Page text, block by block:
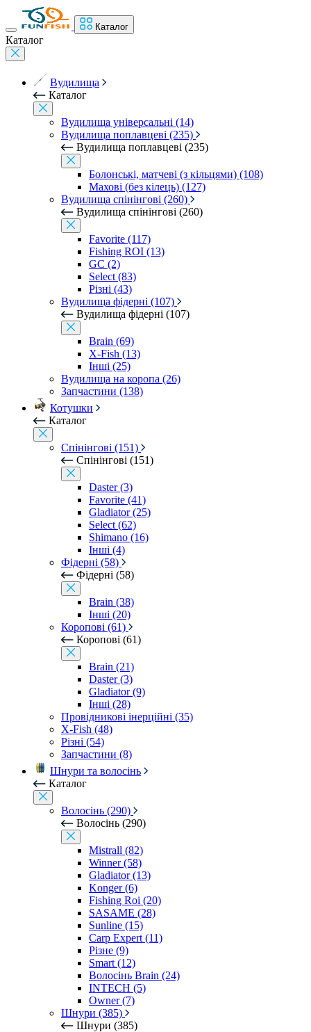
Каталог
Каталог
Вудилища
Каталог
Вудилища універсальні (14)
Вудилища поплавцеві (235)
Вудилища поплавцеві (235)
Болонські, матчеві (з кільцями) (108)
Махові (без кілець) (127)
Вудилища спінінгові (260)
Вудилища спінінгові (260)
Favorite (117)
Fishing ROI (13)
GC (2)
Select (83)
Різні (43)
Вудилища фідерні (107)
Вудилища фідерні (107)
Brain (69)
X-Fish (13)
Інші (25)
Вудилища на коропа (26)
Запчастини (138)
Котушки
Каталог
Спінінгові (151)
Спінінгові (151)
Daster (3)
Favorite (41)
Gladiator (25)
Select (62)
Shimano (16)
Інші (4)
Фідерні (58)
Фідерні (58)
Brain (38)
Інші (20)
Коропові (61)
Коропові (61)
Brain (21)
Daster (3)
Gladiator (9)
Інші (28)
Провідникові інерційні (35)
X-Fish (48)
Різні (54)
Запчастини (8)
Шнури та волосінь
Каталог
Волосінь (290)
Волосінь (290)
Mistrall (82)
Winner (58)
Gladiator (13)
Konger (6)
Fishing Roi (20)
SASAME (28)
Sunline (15)
Carp Expert (11)
Різне (9)
Smart (12)
Волосінь Brain (24)
INTECH (5)
Owner (7)
Шнури (385)
Шнури (385)